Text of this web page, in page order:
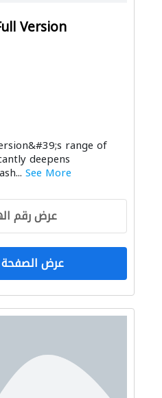
Version
range of
deepens
See More
عرض رقم
عرض